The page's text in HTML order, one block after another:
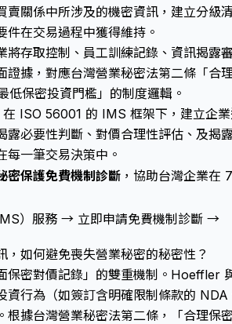
賣關係中所涉及的機密資訊，建立分級
在交易過程中獲得維持。
將存取控制、員工訓練記錄、資訊揭露
證據，對應台灣營業秘密法第二條「合
保密投資門檻」的制度邏輯。
在 ISO 56001 的 IMS 框架下，建立企
露必要性判斷、對價合理性評估、及揭
每一筆交易決策中。
密保護免費機制診斷 ，協助台灣企業在
）服務 → 立即申請免費機制診斷 →
如何避免喪失營業秘密的秘密性？
保密對價記錄」的雙重機制。Hoeffler
資行為（如簽訂含明確限制條款的 NDA
根據台灣營業秘密法第二條，「合理保